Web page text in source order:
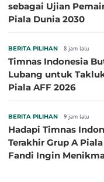
sebagai Ujian
Piala Dunia 2030
BERITA PILIHAN 8 jam lalu
Timnas Indonesia
Lubang untuk
Piala AFF 2026
BERITA PILIHAN 9 jam lalu
Hadapi Timnas
Terakhir Grup A
Fandi Ingin